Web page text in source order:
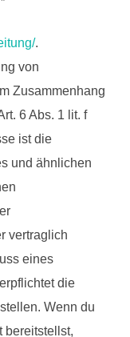
.
von
Zusammenhang
6 Abs. 1 lit. f
ist die
und ähnlichen
vertraglich
eines
die
Wenn du
bereitstellst,